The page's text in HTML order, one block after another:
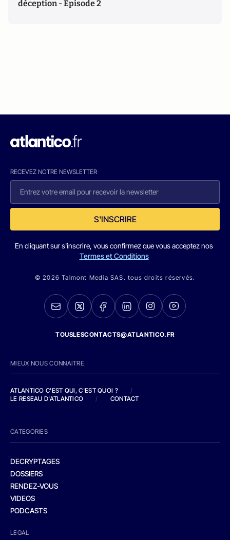
déception - Episode 2
RECEVEZ NOTRE NEWSLETTER
S'INSCRIRE
En cliquant sur s'inscrire, vous confirmez que vous acceptez nos
Termes et Conditions
© 2026 Talmont Media SAS. tous droits réservés.
TOUSLESCONTACTS@ATLANTICO.FR
MIEUX NOUS CONNAITRE
ATLANTICO C'EST QUI, C'EST QUOI ?
/
LE RESEAU D'ATLANTICO
/ CONTACT
CATEGORIES
DECRYPTAGES
DOSSIERS
RENDEZ-VOUS
VIDEOS
PODCASTS
LEGAL